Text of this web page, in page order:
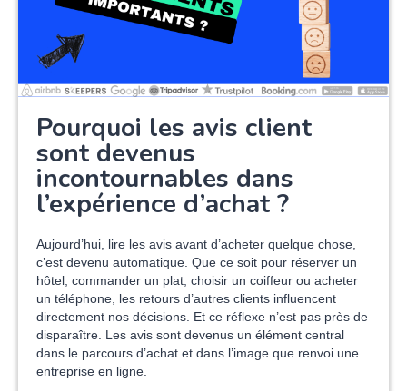
Pourquoi les avis client
sont devenus
incontournables dans
l’expérience d’achat ?
Aujourd’hui, lire les avis avant d’acheter quelque chose,
c’est devenu automatique. Que ce soit pour réserver un
hôtel, commander un plat, choisir un coiffeur ou acheter
un téléphone, les retours d’autres clients influencent
directement nos décisions. Et ce réflexe n’est pas près de
disparaître. Les avis sont devenus un élément central
dans le parcours d’achat et dans l’image que renvoi une
entreprise en ligne.